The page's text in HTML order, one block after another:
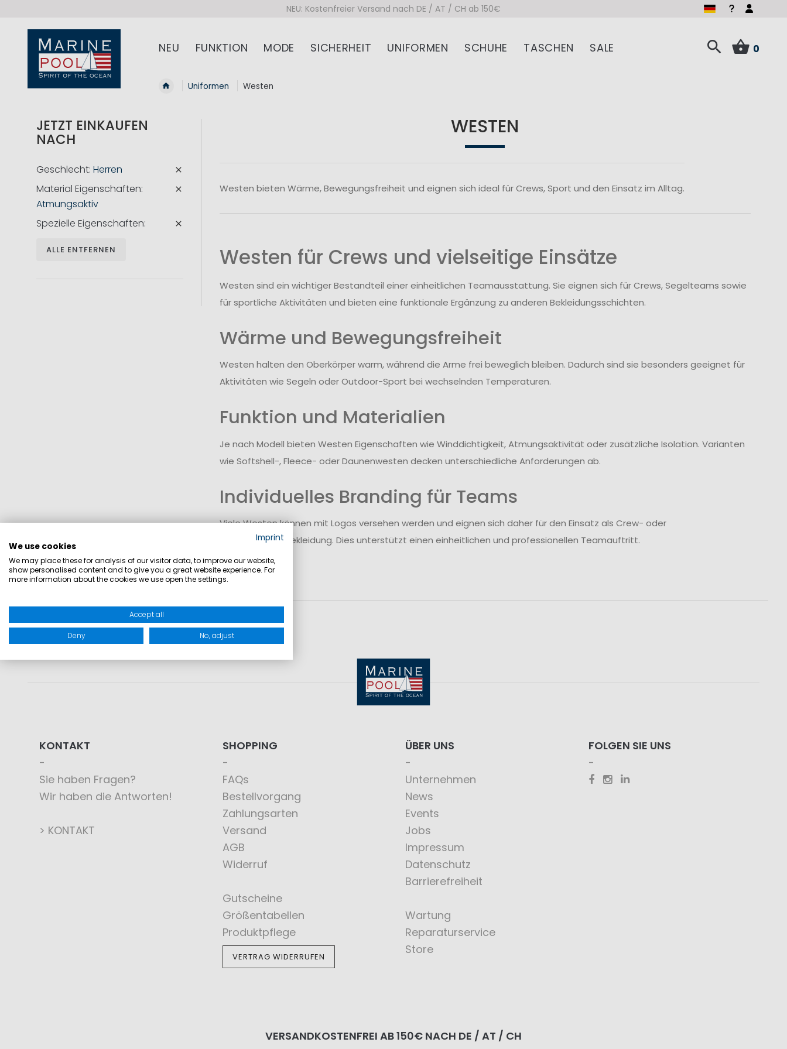
NEU: Kostenfreier Versand nach DE / AT / CH ab 150€
NEU FUNKTION MODE SICHERHEIT UNIFORMEN SCHUHE TASCHEN SALE 0
Uniformen Westen
WESTEN
Westen bieten Wärme, Bewegungsfreiheit und eignen sich ideal für Crews, Sport und den Einsatz im Alltag.
Westen für Crews und vielseitige Einsätze
Westen sind ein wichtiger Bestandteil einer einheitlichen Teamausstattung. Sie eignen sich für Crews, Segelteams sowie
für sportliche Aktivitäten und bieten eine funktionale Ergänzung zu anderen Bekleidungsschichten.
Wärme und Bewegungsfreiheit
Westen halten den Oberkörper warm, während die Arme frei beweglich bleiben. Dadurch sind sie besonders geeignet für
Aktivitäten wie Segeln oder Outdoor-Sport bei wechselnden Temperaturen.
Funktion und Materialien
Je nach Modell bieten Westen Eigenschaften wie Winddichtigkeit, Atmungsaktivität oder zusätzliche Isolation. Varianten
wie Softshell-, Fleece- oder Daunenwesten decken unterschiedliche Anforderungen ab.
Individuelles Branding für Teams
Viele Westen können mit Logos versehen werden und eignen sich daher für den Einsatz als Crew- oder
Unternehmensbekleidung. Dies unterstützt einen einheitlichen und professionellen Teamauftritt.
JETZT EINKAUFEN
NACH
Geschlecht Herren
Material Eigenschaften
Atmungsaktiv
Spezielle Eigenschaften
ALLE ENTFERNEN
KONTAKT
Sie haben Fragen?
Wir haben die Antworten!
> KONTAKT
SHOPPING
FAQs
Bestellvorgang
Zahlungsarten
Versand
AGB
Widerruf
Gutscheine
Größentabellen
Produktpflege
VERTRAG WIDERRUFEN
ÜBER UNS
Unternehmen
News
Events
Jobs
Impressum
Datenschutz
Barrierefreiheit
Wartung
Reparaturservice
Store
FOLGEN SIE UNS
VERSANDKOSTENFREI AB 150€ NACH DE / AT / CH
Imprint
We use cookies
We may place these for analysis of our visitor data, to improve our website,
show personalised content and to give you a great website experience. For
more information about the cookies we use open the settings.
Accept all
Deny No, adjust